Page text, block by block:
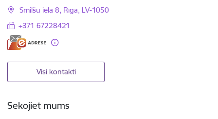
Smilšu iela 8, Rīga, LV-1050
+371 67228421
Visi kontakti
Sekojiet mums